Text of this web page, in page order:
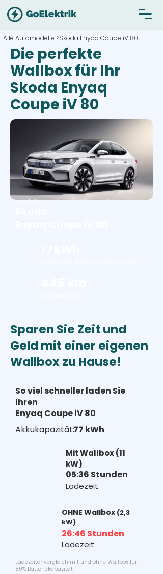
Alle Automodelle >Skoda Enyaq Coupe iV 80
Die perfekte
Wallbox für Ihr
Skoda Enyaq
Coupe iV 80
Eckdaten
Sparen Sie Zeit und
Geld mit einer eigenen
Wallbox zu Hause!
So viel schneller laden Sie
Ihren
Enyaq Coupe iV 80
Akkukapazität:77 kWh
Mit Wallbox (11
kW)
05:36 Stunden
Ladezeit
OHNE Wallbox (2,3
kW)
26:46 Stunden
Ladezeit
Ladezeitenvergleich mit und ohne Wallbox für
80% Batteriekapazität